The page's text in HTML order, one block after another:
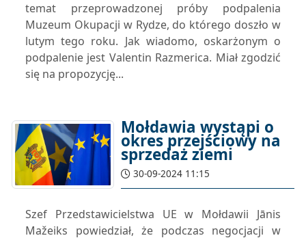
temat przeprowadzonej próby podpalenia
Muzeum Okupacji w Rydze, do którego doszło w
lutym tego roku. Jak wiadomo, oskarżonym o
podpalenie jest Valentin Razmerica. Miał zgodzić
się na propozycję...
Mołdawia wystąpi o
okres przejściowy na
sprzedaż ziemi
30-09-2024 11:15
Szef Przedstawicielstwa UE w Mołdawii Jānis
Mažeiks powiedział, że podczas negocjacji w